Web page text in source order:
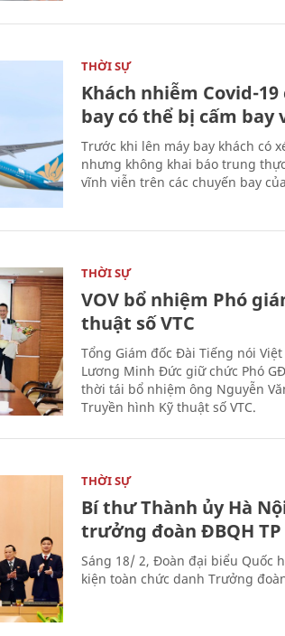
THỜI SỰ
Khách nhiễm Covid-
bay có thể bị cấm bay
Trước khi lên máy bay khách có
nhưng không khai báo trung
vĩnh viễn trên các chuyến bay
THỜI SỰ
VOV bổ nhiệm Phó
thuật số VTC
Tổng Giám đốc Đài Tiếng nói
Lương Minh Đức giữ chức Phó
thời tái bổ nhiệm ông Nguyễn
Truyền hình Kỹ thuật số VTC.
THỜI SỰ
Bí thư Thành ủy Hà
trưởng đoàn ĐBQH TP
Sáng 18/ 2, Đoàn đại biểu Quốc
kiện toàn chức danh Trưởng